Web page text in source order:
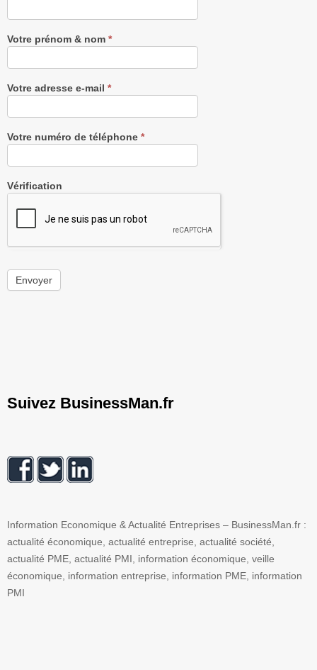
gratuitement
Votre prénom & nom *
Votre adresse e-mail *
Votre numéro de téléphone *
Vérification
Envoyer
Suivez BusinessMan.fr
Information Economique & Actualité Entreprises – BusinessMan.fr :
actualité économique, actualité entreprise, actualité société,
actualité PME, actualité PMI, information économique, veille
économique, information entreprise, information PME, information
PMI